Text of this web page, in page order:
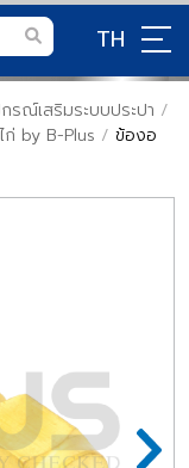
TH
รณ์เสริมระบบประปา /
by B-Plus / ข้องอ